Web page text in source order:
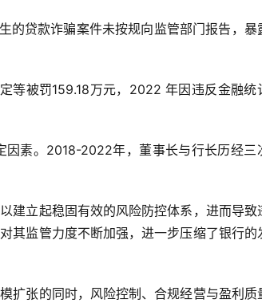
的贷款诈骗案件未按规向监管部门报告，暴
等被罚159.18万元，2022 年因违反金融统
因素。2018-2022年，董事长与行长历经三
建立起稳固有效的风险防控体系，进而导致
其监管力度不断加强，进一步压缩了银行的
扩张的同时，风险控制、合规经营与盈利质